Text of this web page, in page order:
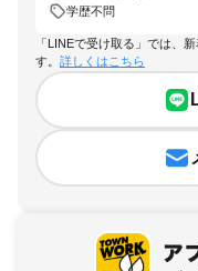
学歴不問
「LINEで受け取る」では、
す。 詳しくはこちら